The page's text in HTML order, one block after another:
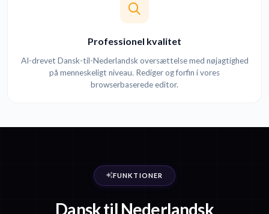
Professionel kvalitet
AI-drevet Dansk-til-Nederlandsk oversættelse med nøjagtighed
på menneskeligt niveau. Rediger og forfin i vores
browserbaserede editor.
FUNKTIONER
Dansk til Nederlandsk